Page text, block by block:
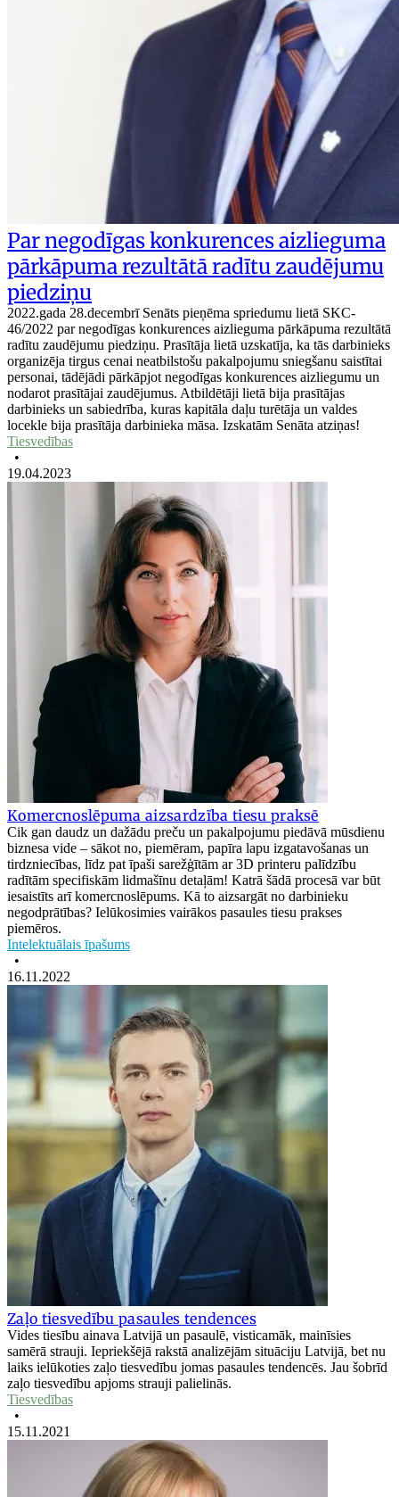
Par negodīgas konkurences aizlieguma
pārkāpuma rezultātā radītu zaudējumu
piedziņu
2022.gada 28.decembrī Senāts pieņēma spriedumu lietā SKC-
46/2022 par negodīgas konkurences aizlieguma pārkāpuma rezultātā
radītu zaudējumu piedziņu. Prasītāja lietā uzskatīja, ka tās darbinieks
organizēja tirgus cenai neatbilstošu pakalpojumu sniegšanu saistītai
personai, tādējādi pārkāpjot negodīgas konkurences aizliegumu un
nodarot prasītājai zaudējumus. Atbildētāji lietā bija prasītājas
darbinieks un sabiedrība, kuras kapitāla daļu turētāja un valdes
locekle bija prasītāja darbinieka māsa. Izskatām Senāta atziņas!
Tiesvedības
•
19.04.2023
Komercnoslēpuma aizsardzība tiesu praksē
Cik gan daudz un dažādu preču un pakalpojumu piedāvā mūsdienu
biznesa vide – sākot no, piemēram, papīra lapu izgatavošanas un
tirdzniecības, līdz pat īpaši sarežģītām ar 3D printeru palīdzību
radītām specifiskām lidmašīnu detaļām! Katrā šādā procesā var būt
iesaistīts arī komercnoslēpums. Kā to aizsargāt no darbinieku
negodprātības? Ielūkosimies vairākos pasaules tiesu prakses
piemēros.
Intelektuālais īpašums
•
16.11.2022
Zaļo tiesvedību pasaules tendences
Vides tiesību ainava Latvijā un pasaulē, visticamāk, mainīsies
samērā strauji. Iepriekšējā rakstā analizējām situāciju Latvijā, bet nu
laiks ielūkoties zaļo tiesvedību jomas pasaules tendencēs. Jau šobrīd
zaļo tiesvedību apjoms strauji palielinās.
Tiesvedības
•
15.11.2021